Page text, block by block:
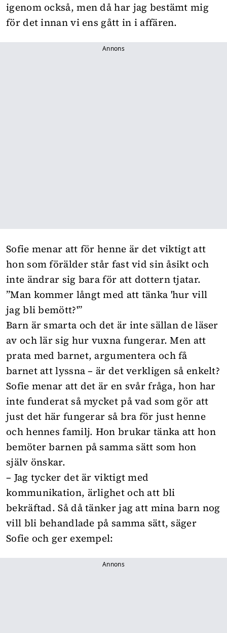
igenom också, men då har jag bestämt mig
för det innan vi ens gått in i affären.
Annons
Sofie menar att för henne är det viktigt att
hon som förälder står fast vid sin åsikt och
inte ändrar sig bara för att dottern tjatar.
”Man kommer långt med att tänka 'hur vill
jag bli bemött?'”
Barn är smarta och det är inte sällan de läser
av och lär sig hur vuxna fungerar. Men att
prata med barnet, argumentera och få
barnet att lyssna – är det verkligen så enkelt?
Sofie menar att det är en svår fråga, hon har
inte funderat så mycket på vad som gör att
just det här fungerar så bra för just henne
och hennes familj. Hon brukar tänka att hon
bemöter barnen på samma sätt som hon
själv önskar.
– Jag tycker det är viktigt med
kommunikation, ärlighet och att bli
bekräftad. Så då tänker jag att mina barn nog
vill bli behandlade på samma sätt, säger
Sofie och ger exempel:
Annons